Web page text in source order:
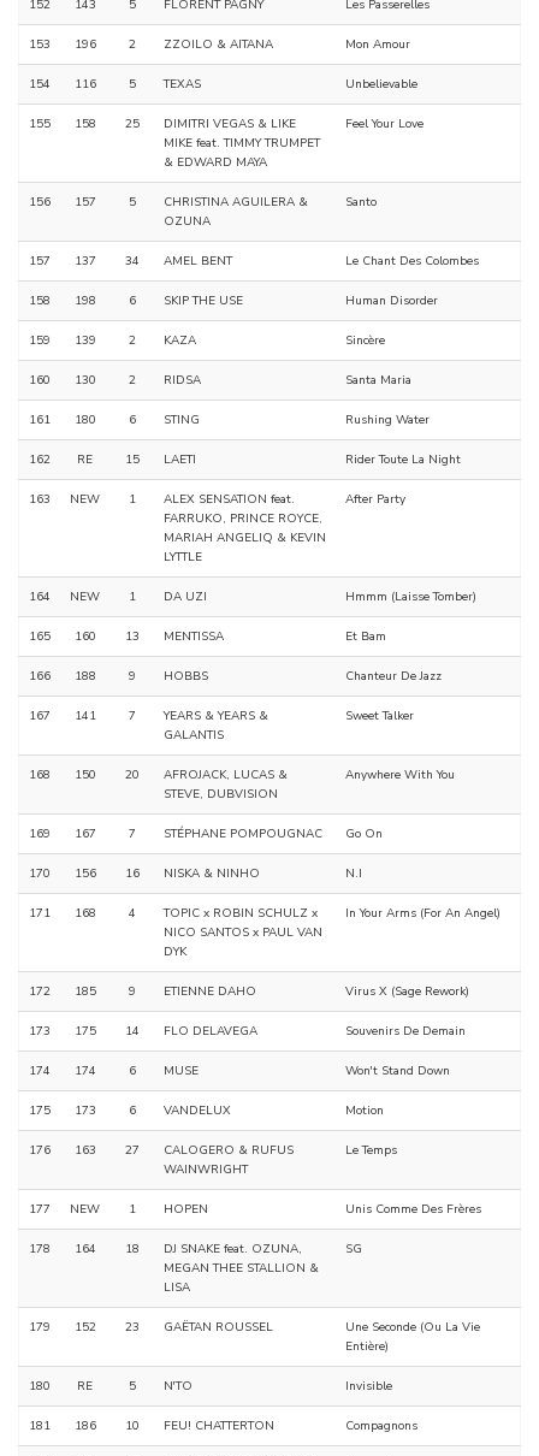
152 143 5 FLORENT PAGNY Les Passerelles
153 196 2 ZZOILO & AITANA Mon Amour
154 116 5 TEXAS Unbelievable
155 158 25
DIMITRI VEGAS & LIKE
MIKE feat. TIMMY TRUMPET
& EDWARD MAYA
Feel Your Love
156 157 5
CHRISTINA AGUILERA &
OZUNA
Santo
157 137 34 AMEL BENT Le Chant Des Colombes
158 198 6 SKIP THE USE Human Disorder
159 139 2 KAZA Sincère
160 130 2 RIDSA Santa Maria
161 180 6 STING Rushing Water
162 RE 15 LAETI Rider Toute La Night
163 NEW 1
ALEX SENSATION feat.
FARRUKO, PRINCE ROYCE,
MARIAH ANGELIQ & KEVIN
LYTTLE
After Party
164 NEW 1 DA UZI Hmmm (Laisse Tomber)
165 160 13 MENTISSA Et Bam
166 188 9 HOBBS Chanteur De Jazz
167 141 7
YEARS & YEARS &
GALANTIS
Sweet Talker
168 150 20
AFROJACK, LUCAS &
STEVE, DUBVISION
Anywhere With You
169 167 7 STÉPHANE POMPOUGNAC Go On
170 156 16 NISKA & NINHO N.I
171 168 4
TOPIC x ROBIN SCHULZ x
NICO SANTOS x PAUL VAN
DYK
In Your Arms (For An Angel)
172 185 9 ETIENNE DAHO Virus X (Sage Rework)
173 175 14 FLO DELAVEGA Souvenirs De Demain
174 174 6 MUSE Won't Stand Down
175 173 6 VANDELUX Motion
176 163 27
CALOGERO & RUFUS
WAINWRIGHT
Le Temps
177 NEW 1 HOPEN Unis Comme Des Frères
178 164 18
DJ SNAKE feat. OZUNA,
MEGAN THEE STALLION &
LISA
SG
179 152 23 GAËTAN ROUSSEL
Une Seconde (Ou La Vie
Entière)
180 RE 5 N'TO Invisible
181 186 10 FEU! CHATTERTON Compagnons